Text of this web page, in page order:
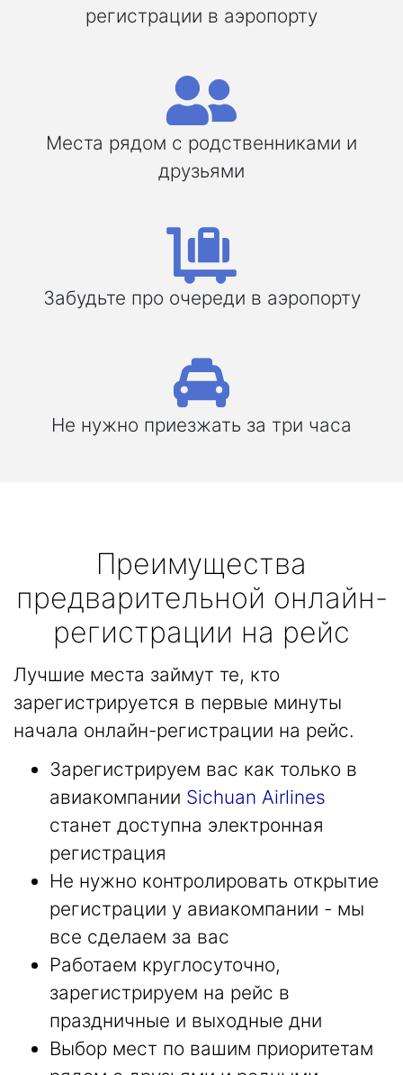
регистрации в аэропорту
Места рядом с родственниками и
друзьями
Забудьте про очереди в аэропорту
Не нужно приезжать за три часа
Преимущества
предварительной онлайн-
регистрации на рейс
Лучшие места займут те, кто
зарегистрируется в первые минуты
начала онлайн-регистрации на рейс.
Зарегистрируем вас как только в
авиакомпании Sichuan Airlines
станет доступна электронная
регистрация
Не нужно контролировать открытие
регистрации у авиакомпании - мы
все сделаем за вас
Работаем круглосуточно,
зарегистрируем на рейс в
праздничные и выходные дни
Выбор мест по вашим приоритетам